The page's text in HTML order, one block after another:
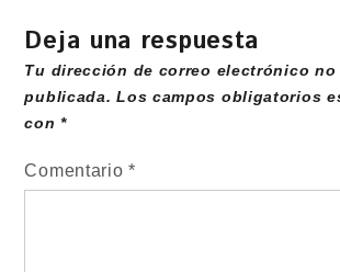
Deja una respuesta
Tu dirección de correo electrónico no
publicada. Los campos obligatorios
con*
Comentario*